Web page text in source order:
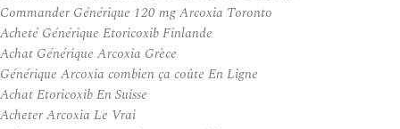
Commander Générique 120 mg Arcoxia Toronto
Acheté Générique Etoricoxib Finlande
Achat Générique Arcoxia Grèce
Générique Arcoxia combien ça coûte En Ligne
Achat Etoricoxib En Suisse
Acheter Arcoxia Le Vrai